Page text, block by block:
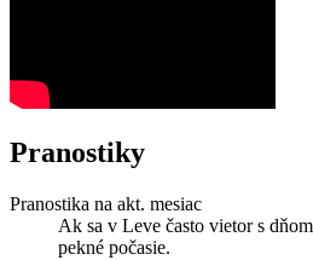
Pranostiky
Pranostika na akt. mesiac
Ak sa v Leve často vietor s
pekné počasie.